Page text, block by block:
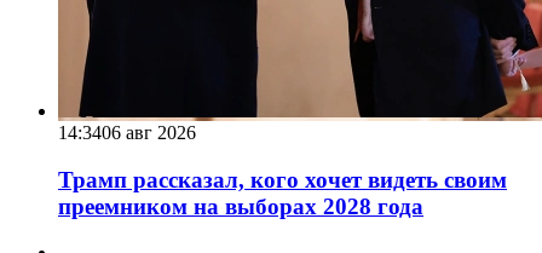
14:3406 авг 2026
Трамп рассказал, кого хочет видеть своим
преемником на выборах 2028 года